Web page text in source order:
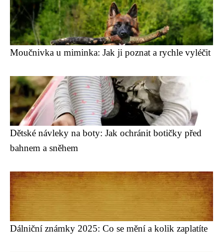
Moučnivka u miminka: Jak ji poznat a rychle vyléčit
Dětské návleky na boty: Jak ochránit botičky před
bahnem a sněhem
Dálniční známky 2025: Co se mění a kolik zaplatíte